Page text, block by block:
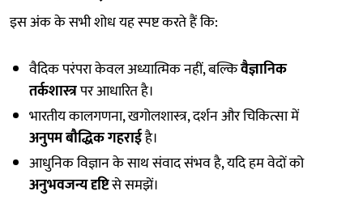
इस अंक के सभी शोध यह स्पष्ट करते हैं कि:
वैदिक परंपरा केवल अध्यात्मिक नहीं, बल्किवैज्ञानिक
तर्कशास्त्रपर आधारित है।
भारतीय कालगणना, खगोलशास्त्र, दर्शन और चिकित्सा में
अनुपम बौद्धिक गहराईहै।
आधुनिक विज्ञान के साथ संवाद संभव है, यदि हम वेदों को
अनुभवजन्य दृष्टिसे समझें।